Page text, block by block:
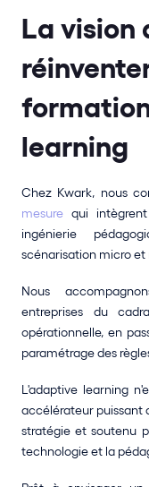
La vision
learning
Chez Kwark, nous
mesure qui
ingénierie
scénarisation micro
Nous
entreprises du
opérationnelle, en
paramétrage des
L'adaptive learning
accélérateur puissant
stratégie et soutenu
technologie et la